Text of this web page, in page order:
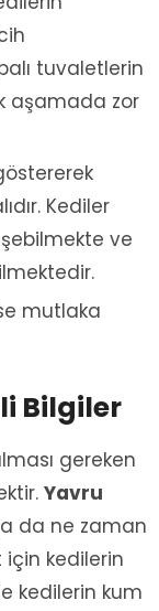
tuvaletlerin
aşamada zor
Kediler
ve
mutlaka
Bilgiler
gereken
Yavru
da ne zaman
kedilerin
kedilerin kum